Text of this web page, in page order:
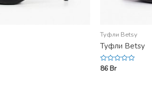
Туфли Betsy
Туфли Betsy
Rated
0
86Br